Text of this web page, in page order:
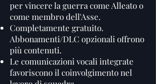
per vincere la guerra come Alleato o
come membro dell'Asse.
Completamente gratuito.
Abbonamenti/DLC opzionali offrono
più contenuti.
Le comunicazioni vocali integrate
favoriscono il coinvolgimento nel